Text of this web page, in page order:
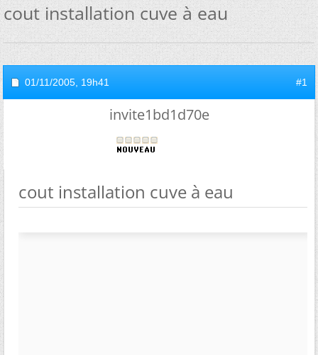
cout installation cuve à eau
01/11/2005, 19h41 #1
invite1bd1d70e
cout installation cuve à eau